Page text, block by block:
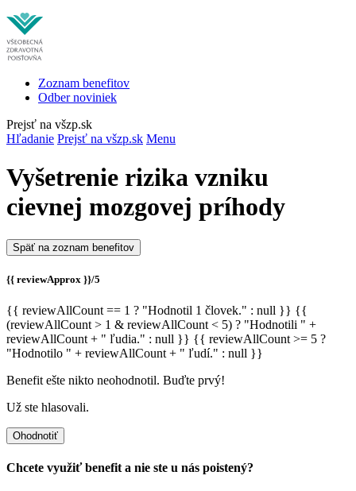
Zoznam benefitov
Odber noviniek
Prejsť na všzp.sk
Hľadanie Prejsť na všzp.sk Menu
Vyšetrenie rizika vzniku
cievnej mozgovej príhody
Späť na zoznam benefitov
{{ reviewApprox }}/5
{{ reviewAllCount == 1 ? "Hodnotil 1 človek." : null }} {{
(reviewAllCount > 1 & reviewAllCount < 5) ? "Hodnotili " +
reviewAllCount + " ľudia." : null }} {{ reviewAllCount >= 5 ?
"Hodnotilo " + reviewAllCount + " ľudí." : null }}
Benefit ešte nikto neohodnotil. Buďte prvý!
Už ste hlasovali.
Ohodnotiť
Chcete využiť benefit a nie ste u nás poistený?